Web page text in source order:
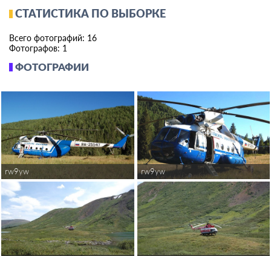
ФОТОГРАФИИ
rw9yw rw9yw
СТАТИСТИКА ПО ВЫБОРКЕ
Всего фотографий: 16
Фотографов: 1